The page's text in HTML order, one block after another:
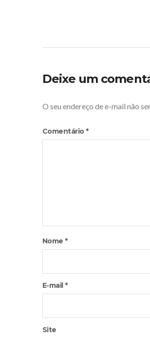
Deixe um
O seu endereço de e-mail não
Comentário *
Nome *
E-mail *
Site